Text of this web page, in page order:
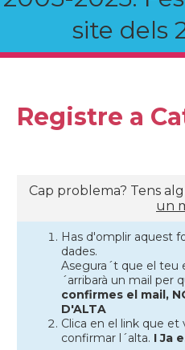
site dels
Registre a
Cap problema? Tens
un
Has d'omplir aquest
dades.
Asegura´t que el teu
´arribarà un mail per
confirmes el mail,
D'ALTA
Clica en el link que
confirmar l´alta. I Ja